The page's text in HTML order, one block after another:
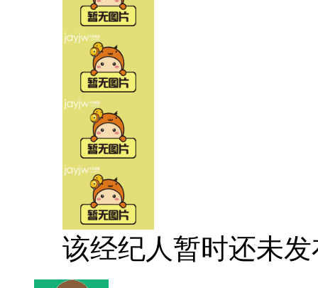
该经纪人暂时还未